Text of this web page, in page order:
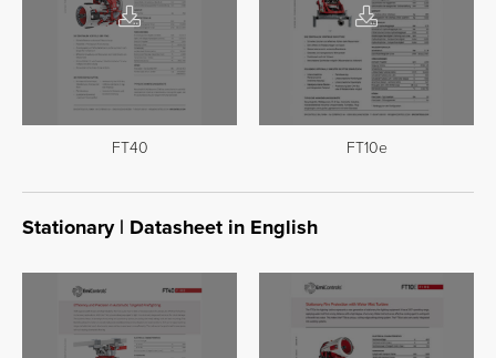
FT40 FT10e
Stationary | Datasheet in English